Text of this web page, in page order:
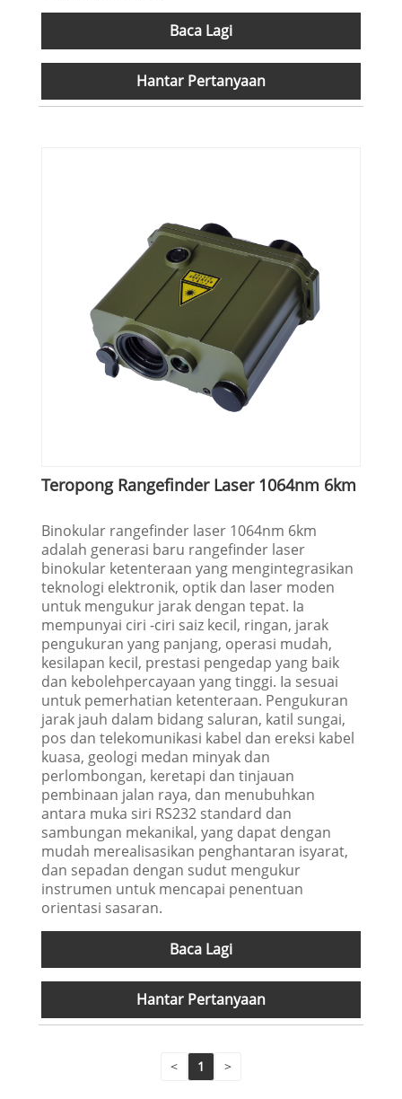
Baca Lagi
Hantar Pertanyaan
Teropong Rangefinder Laser 1064nm 6km
Binokular rangefinder laser 1064nm 6km
adalah generasi baru rangefinder laser
binokular ketenteraan yang mengintegrasikan
teknologi elektronik, optik dan laser moden
untuk mengukur jarak dengan tepat. Ia
mempunyai ciri -ciri saiz kecil, ringan, jarak
pengukuran yang panjang, operasi mudah,
kesilapan kecil, prestasi pengedap yang baik
dan kebolehpercayaan yang tinggi. Ia sesuai
untuk pemerhatian ketenteraan. Pengukuran
jarak jauh dalam bidang saluran, katil sungai,
pos dan telekomunikasi kabel dan ereksi kabel
kuasa, geologi medan minyak dan
perlombongan, keretapi dan tinjauan
pembinaan jalan raya, dan menubuhkan
antara muka siri RS232 standard dan
sambungan mekanikal, yang dapat dengan
mudah merealisasikan penghantaran isyarat,
dan sepadan dengan sudut mengukur
instrumen untuk mencapai penentuan
orientasi sasaran.
Baca Lagi
Hantar Pertanyaan
< 1 >